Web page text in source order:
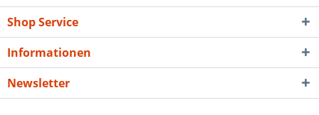
Shop Service
Informationen
Newsletter